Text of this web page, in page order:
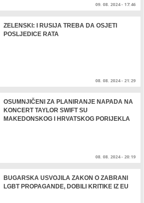
09. 08. 2024 - 17:46
ZELENSKI: I RUSIJA TREBA DA OSJETI
POSLJEDICE RATA
08. 08. 2024 - 21:29
OSUMNJIČENI ZA PLANIRANJE NAPADA NA
KONCERT TAYLOR SWIFT SU
MAKEDONSKOG I HRVATSKOG PORIJEKLA
08. 08. 2024 - 20:19
BUGARSKA USVOJILA ZAKON O ZABRANI
LGBT PROPAGANDE, DOBILI KRITIKE IZ EU